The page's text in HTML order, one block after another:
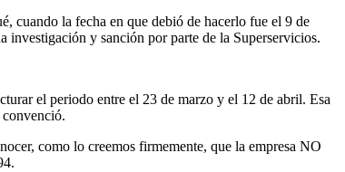
cuando la fecha en que debió de hacerlo fue el 9 de
y sanción por parte de la Superservicios.
el periodo entre el 23 de marzo y el 12 de abril. Esa
como lo creemos firmemente, que la empresa NO